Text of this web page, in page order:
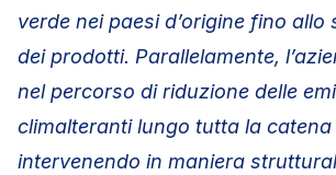
verde nei paesi d’origine fino allo
dei prodotti. Parallelamente,
nel percorso di riduzione delle
climalteranti lungo tutta la catena
intervenendo in maniera